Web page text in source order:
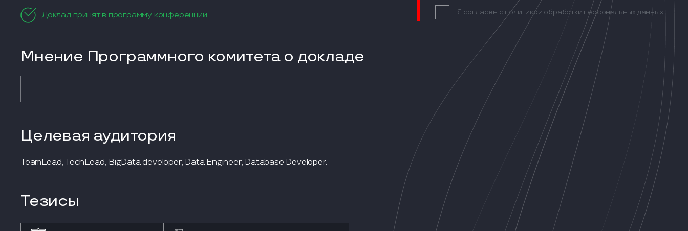
Доклад принят в программу конференции
Мнение Программного комитета о докладе
Целевая аудитория
TeamLead, TechLead, BigData developer, Data Engineer, Database Developer.
Тезисы
Я согласен с политикой обработки персональных данных